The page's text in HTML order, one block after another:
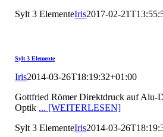
Sylt 3 ElementeIris2017-02-
Sylt 3 Elemente
Iris2014-03-26T18:19:32+01:00
Gottfried Römer Direktdruck auf Alu-
Optik ... [WEITERLESEN]
Sylt 3 ElementeIris2014-03-